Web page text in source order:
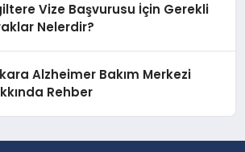
Vize Başvurusu İçin Gerekli
Nelerdir?
Alzheimer Bakım Merkezi
Rehber